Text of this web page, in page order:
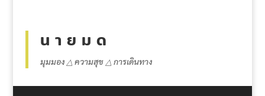
น า ย ม ด
มุมมอง △ ความสุข △ การเดินทาง